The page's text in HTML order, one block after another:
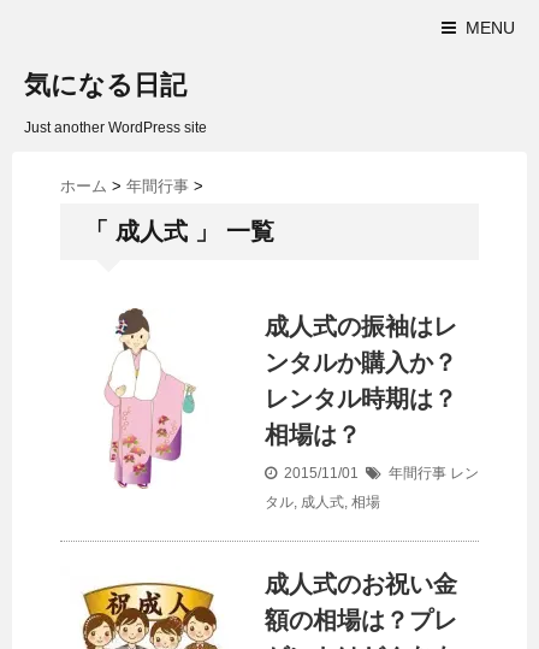
MENU
気になる日記
Just another WordPress site
ホーム > 年間行事 >
「 成人式 」 一覧
成人式の振袖はレ
ンタルか購入か？
レンタル時期は？
相場は？
2015/11/01 年間行事 レン
タル, 成人式, 相場
成人式のお祝い金
額の相場は？プレ